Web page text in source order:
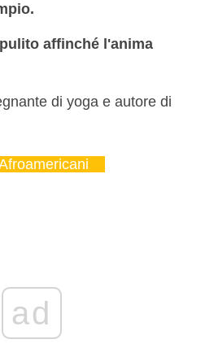
affinché l'anima
di yoga e autore di
ad